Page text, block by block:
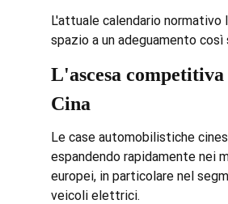
L'attuale calendario normativo
spazio a un adeguamento
L'ascesa
Cina
Le case automobilistiche
espandendo rapidamente nei
europei, in particolare nel
veicoli elettrici.